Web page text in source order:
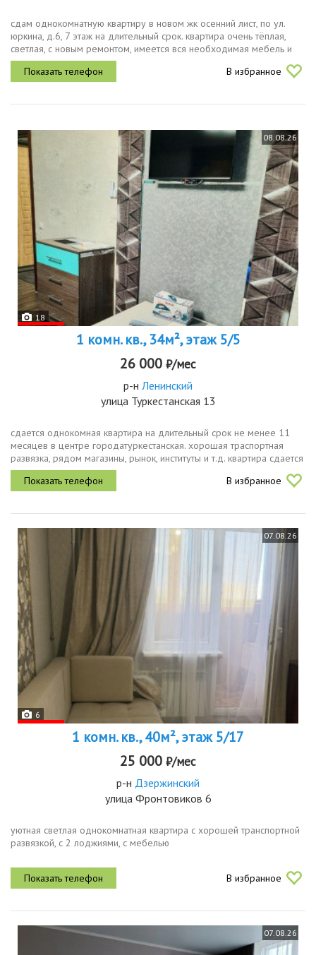
сдам однокомнатную квартиру в новом жк осенний лист, по ул.
юркина, д.6, 7 этаж на длительный срок. квартира очень тёплая,
светлая, с новым ремонтом, имеется вся необходимая мебель и
техника холодильник, плита, стиральная машина, телевизор,...
В избранное
08.08.26
18
1 комн. кв., 34м², этаж 5/5
26 000 ₽/мес
р-н Ленинский
улица Туркестанская 13
сдается однокомная квартира на длительный срок не менее 11
месяцев в центре городатуркестанская. хорошая траспортная
развязка, рядом магазины, рынок, институты и т.д. квартира сдается
порядочным, чистоплотным, аккуратным и платежеспособным
людям...
В избранное
07.08.26
6
1 комн. кв., 40м², этаж 5/17
25 000 ₽/мес
р-н Дзержинский
улица Фронтовиков 6
уютная светлая однокомнатная квартира с хорошей транспортной
развязкой, с 2 лоджиями, с мебелью
В избранное
07.08.26